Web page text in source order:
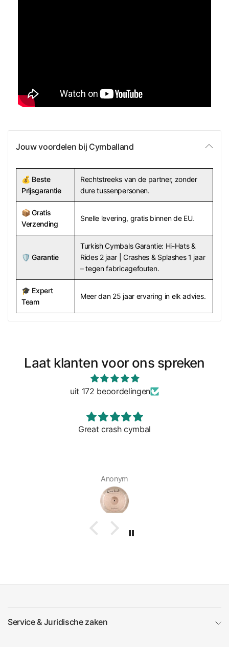
Jouw voordelen bij Cymballand
💰 Beste
Prijsgarantie
Rechtstreeks van de partner, zonder
dure tussenpersonen.
📦Gratis
Verzending
Snelle levering, gratis binnen de EU.
🛡️Garantie
Turkish Cymbals Garantie: Hi-Hats &
Rides 2 jaar | Crashes & Splashes 1 jaar
– tegen fabricagefouten.
🎓 Expert
Team
Meer dan 25 jaar ervaring in elk advies.
Laat klanten voor ons spreken
uit 172 beoordelingen
Great crash cymbal
Anonym
Service & Juridische zaken